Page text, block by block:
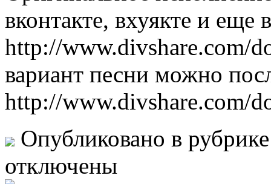
вконтакте, вхуякте и еще
http://www.divshare.com/
вариант песни можно
http://www.divshare.com/
Опубликовано в
отключены